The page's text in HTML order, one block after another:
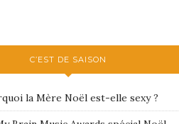
C’EST DE SAISON
la Mère Noël est-elle sexy ?